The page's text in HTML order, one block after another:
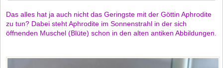
Das alles hat ja auch nicht das Geringste mit der Göttin Aphrodite
zu tun? Dabei steht Aphrodite im Sonnenstrahl in der sich
öffnenden Muschel (Blüte) schon in den alten antiken Abbildungen.